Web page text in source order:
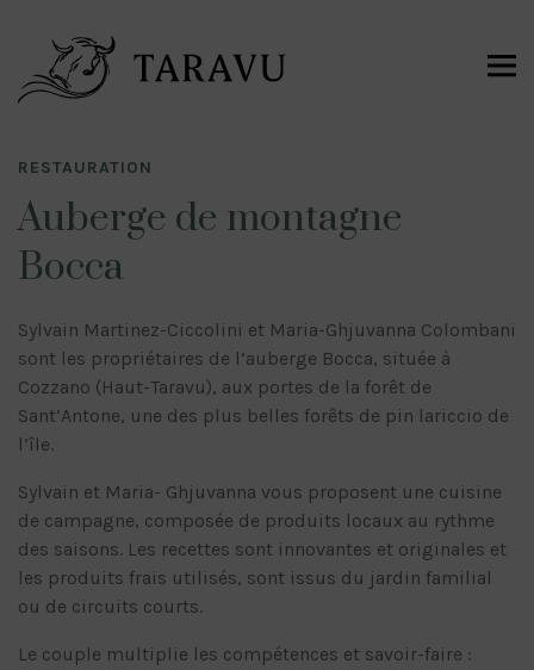
RESTAURATION
Auberge de montagne
Bocca
Sylvain Martinez-Ciccolini et Maria-Ghjuvanna Colombani
sont les propriétaires de l’auberge Bocca, située à
Cozzano (Haut-Taravu), aux portes de la forêt de
Sant’Antone, une des plus belles forêts de pin lariccio de
l’île.
Sylvain et Maria- Ghjuvanna vous proposent une cuisine
de campagne, composée de produits locaux au rythme
des saisons. Les recettes sont innovantes et originales et
les produits frais utilisés, sont issus du jardin familial
ou de circuits courts.
Le couple multiplie les compétences et savoir-faire :